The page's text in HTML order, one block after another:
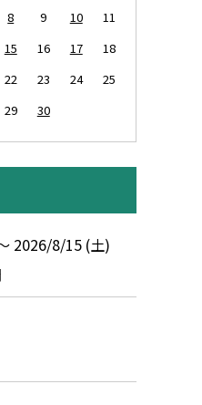
8 9 10
11
15 16 17
18
22 23 24
25
29 30
2026/8/15 (土)